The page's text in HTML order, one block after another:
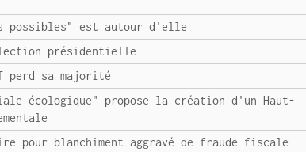
possibles" est autour d'elle
présidentielle
perd sa majorité
écologique" propose la création d'un Haut-
pour blanchiment aggravé de fraude fiscale